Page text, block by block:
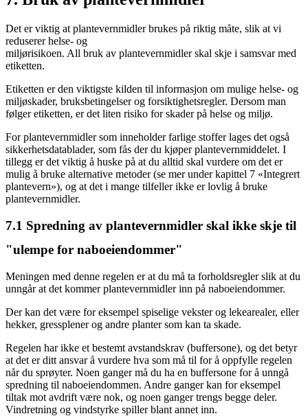
Det er viktig at plantevernmidler brukes på riktig måte, slik at vi
reduserer helse- og
miljørisikoen. All bruk av plantevernmidler skal skje i samsvar med
etiketten.
Etiketten er den viktigste kilden til informasjon om mulige helse- og
miljøskader, bruksbetingelser og forsiktighetsregler. Dersom man
følger etiketten, er det liten risiko for skader på helse og miljø.
For plantevernmidler som inneholder farlige stoffer lages det også
sikkerhetsdatablader, som fås der du kjøper plantevernmiddelet. I
tillegg er det viktig å huske på at du alltid skal vurdere om det er
mulig å bruke alternative metoder (se mer under kapittel 7 «Integrert
plantevern»), og at det i mange tilfeller ikke er lovlig å bruke
plantevernmidler.
7.1 Spredning av plantevernmidler skal ikke skje til
"ulempe for naboeiendommer"
Meningen med denne regelen er at du må ta forholds­regler slik at du
unngår at det kommer plantevern­midler inn på nabo­eiendommer.
Der kan det være for eksempel spiselige vekster og leke­arealer, eller
hekker, gressplener og andre planter som kan ta skade.
Regelen har ikke et bestemt avstands­krav (buffersone), og det betyr
at det er ditt ansvar å vurdere hva som må til for å oppfylle regelen
når du sprøyter. Noen ganger må du ha en buffer­sone for å unngå
spredning til nabo­eiendommen. Andre ganger kan for eksempel
tiltak mot avdrift være nok, og noen ganger trengs begge deler.
Vind­retning og vind­styrke spiller blant annet inn.